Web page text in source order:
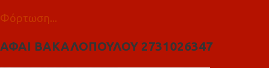
Φόρτωση...
ΑΦΑΙ ΒΑΚΑΛΟΠΟΥΛΟΥ 2731026347